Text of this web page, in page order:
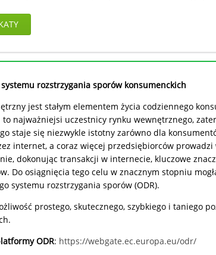
rozstrzygania sporów konsumenckich
jest stałym elementem życia codziennego
to najważniejsi uczestnicy rynku wewnętrznego,
staje się niezwykle istotny zarówno dla
internet, a coraz więcej przedsiębiorców
dokonując transakcji w internecie, kluczowe
Do osiągnięcia tego celu w znacznym stopniu
systemu rozstrzygania sporów (ODR).
prostego, skutecznego, szybkiego i taniego
ODR: https://webgate.ec.europa.eu/odr/